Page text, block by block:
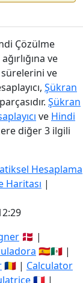
Çözülme
ve
ve
Şükran
Şükran
ve Hindi
diğer 3 ilgili
Hesaplama
Haritası |
🇩🇰 |
🇪🇸🇲🇽 |
🇷🇴 | Calculator
🇫🇷 |